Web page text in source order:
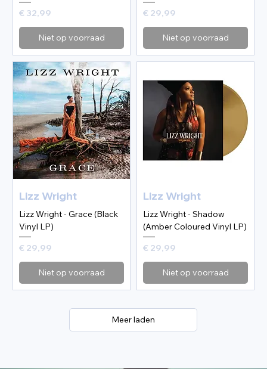
Prijs
€ 32,99
Niet op voorraad
Prijs
€ 29,99
Niet op voorraad
Lizz Wright
Lizz Wright - Grace (Black
Vinyl LP)
Prijs
€ 29,99
Niet op voorraad
Lizz Wright
Lizz Wright - Shadow
(Amber Coloured Vinyl LP)
Prijs
€ 29,99
Niet op voorraad
Meer laden